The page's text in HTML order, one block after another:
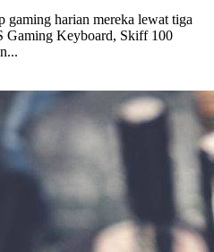
gaming harian mereka lewat tiga
Gaming Keyboard, Skiff 100